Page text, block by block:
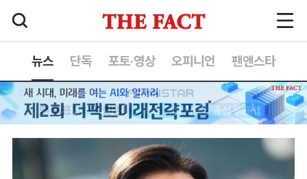
뉴스 단독 포토·영상 오피니언 팬앤스타